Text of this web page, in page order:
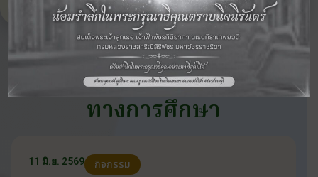
ข่าวสารและภาพกิจกรรม
ทางการศึกษา
11 มิ.ย. 2569 กิจกรรม